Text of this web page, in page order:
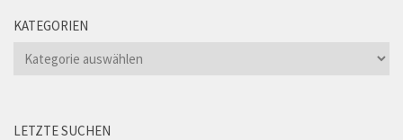
KATEGORIEN
Kategorien
LETZTE SUCHEN